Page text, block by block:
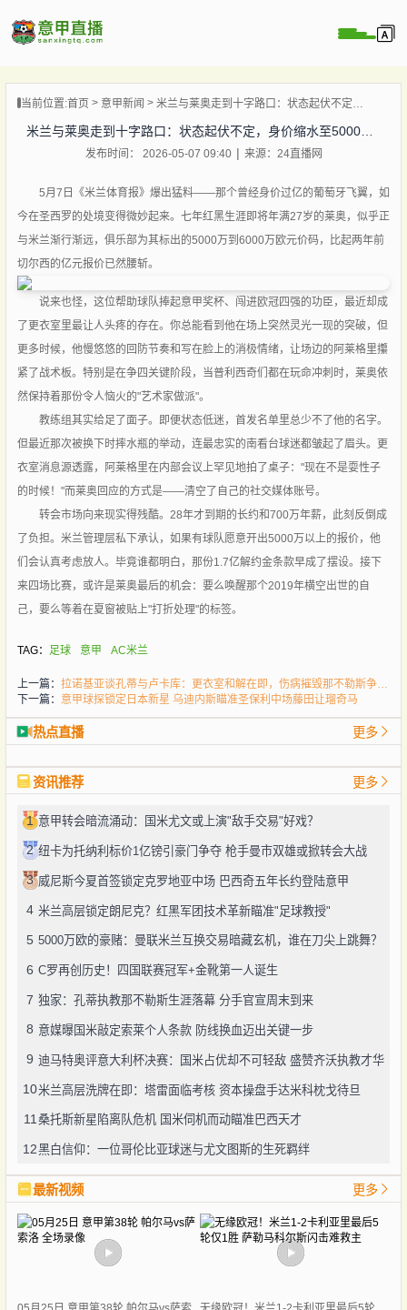
播
播
闻
当前位置:首页 意甲新闻 米兰与莱奥走到十字路口：状态起伏不定，身价缩水至5000万欧区间
米兰与莱奥走到十字路口：状态起伏不定，身价缩水至5000万欧区间
发布时间： 2026-05-07 09:40 来源：24直播网
5月7日《米兰体育报》爆出猛料——那个曾经身价过亿的葡萄牙飞翼，如
今在圣西罗的处境变得微妙起来。七年红黑生涯即将年满27岁的莱奥，似乎正
与米兰渐行渐远，俱乐部为其标出的5000万到6000万欧元价码，比起两年前
切尔西的亿元报价已然腰斩。
说来也怪，这位帮助球队捧起意甲奖杯、闯进欧冠四强的功臣，最近却成
了更衣室里最让人头疼的存在。你总能看到他在场上突然灵光一现的突破，但
更多时候，他慢悠悠的回防节奏和写在脸上的消极情绪，让场边的阿莱格里攥
紧了战术板。特别是在争四关键阶段，当普利西奇们都在玩命冲刺时，莱奥依
然保持着那份令人恼火的"艺术家做派"。
教练组其实给足了面子。即便状态低迷，首发名单里总少不了他的名字。
但最近那次被换下时摔水瓶的举动，连最忠实的南看台球迷都皱起了眉头。更
衣室消息源透露，阿莱格里在内部会议上罕见地拍了桌子："现在不是耍性子
的时候！"而莱奥回应的方式是——清空了自己的社交媒体账号。
转会市场向来现实得残酷。28年才到期的长约和700万年薪，此刻反倒成
了负担。米兰管理层私下承认，如果有球队愿意开出5000万以上的报价，他
们会认真考虑放人。毕竟谁都明白，那份1.7亿解约金条款早成了摆设。接下
来四场比赛，或许是莱奥最后的机会：要么唤醒那个2019年横空出世的自
己，要么等着在夏窗被贴上"打折处理"的标签。
TAG： 足球 意甲 AC米兰
上一篇：
拉诺基亚谈孔蒂与卢卡库：更衣室和解在即，伤病摧毁那不勒斯争冠希望
下一篇： 意甲球探锁定日本新星 乌迪内斯瞄准圣保利中场藤田让瑠奇马
热点直播 更多
资讯推荐 更多
1 意甲转会暗流涌动：国米尤文或上演"敌手交易"好戏？
2 纽卡为托纳利标价1亿镑引豪门争夺 枪手曼市双雄或掀转会大战
3 威尼斯今夏首签锁定克罗地亚中场 巴西奇五年长约登陆意甲
4 米兰高层锁定朗尼克？红黑军团技术革新瞄准"足球教授"
5 5000万欧的豪赌：曼联米兰互换交易暗藏玄机，谁在刀尖上跳舞？
6 C罗再创历史！四国联赛冠军+金靴第一人诞生
7 独家：孔蒂执教那不勒斯生涯落幕 分手官宣周末到来
8 意媒曝国米敲定索莱个人条款 防线换血迈出关键一步
9 迪马特奥评意大利杯决赛：国米占优却不可轻敌 盛赞齐沃执教才华
10米兰高层洗牌在即：塔雷面临考核 资本操盘手达米科枕戈待旦
11 桑托斯新星陷离队危机 国米伺机而动瞄准巴西天才
12黑白信仰：一位哥伦比亚球迷与尤文图斯的生死羁绊
最新视频 更多